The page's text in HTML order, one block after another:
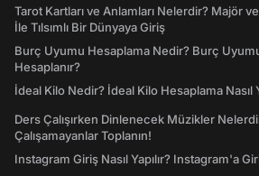
Tarot Kartları ve Anlamları Nelerdir? Majör
İle Tılsımlı Bir Dünyaya Giriş
Burç Uyumu Hesaplama Nedir? Burç
Hesaplanır?
İdeal Kilo Nedir? İdeal Kilo Hesaplama Nasıl
Ders Çalışırken Dinlenecek Müzikler
Çalışamayanlar Toplanın!
Instagram Giriş Nasıl Yapılır? Instagram'a